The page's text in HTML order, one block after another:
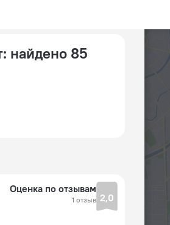
: найдено 85
Оценка по отзывам
1 отзыв 2,0